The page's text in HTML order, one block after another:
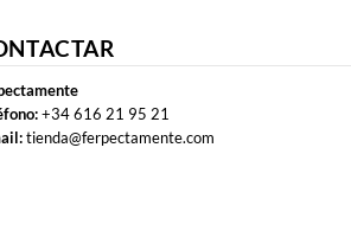
+34 616 21 95 21
tienda@ferpectamente.com